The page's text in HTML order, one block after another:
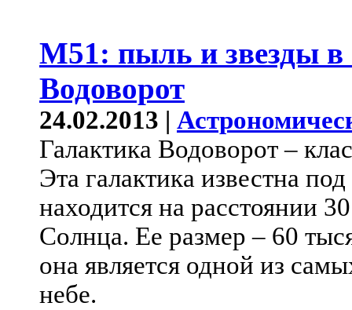
M51: пыль и звезды в
Водоворот
24.02.2013 |
Галактика Водоворот –
Эта галактика известна
находится на расстоянии
Солнца. Ее размер – 60
она является одной из
небе.